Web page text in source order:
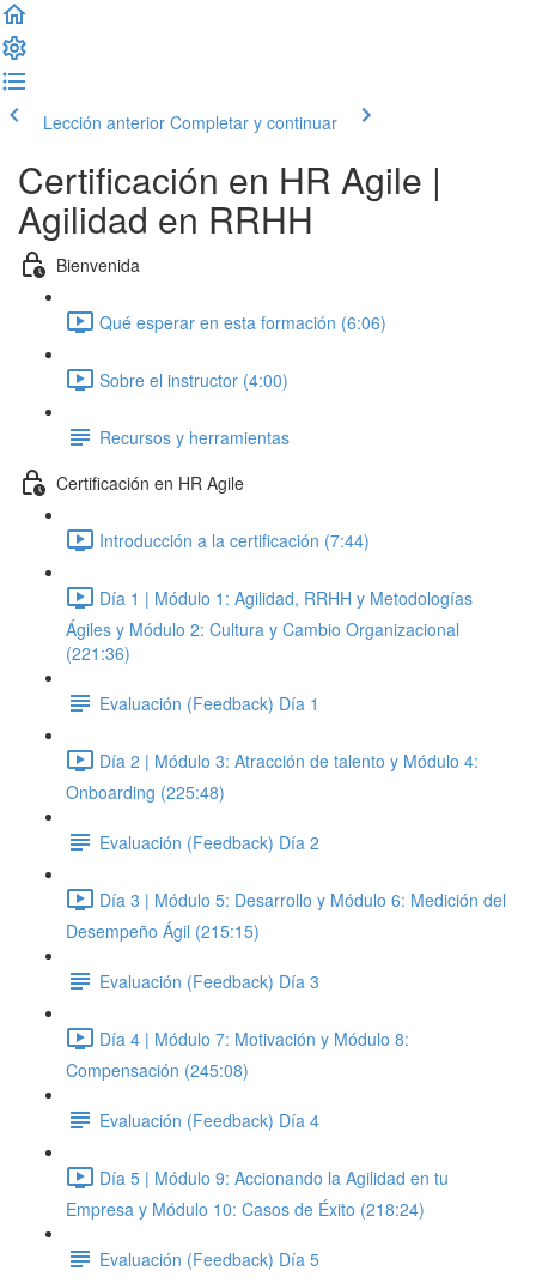
Lección anterior Completar y continuar
Certificación en HR Agile |
Agilidad en RRHH
Bienvenida
Qué esperar en esta formación (6:06)
Sobre el instructor (4:00)
Recursos y herramientas
Certificación en HR Agile
Introducción a la certificación (7:44)
Día 1 | Módulo 1: Agilidad, RRHH y Metodologías
Ágiles y Módulo 2: Cultura y Cambio Organizacional
(221:36)
Evaluación (Feedback) Día 1
Día 2 | Módulo 3: Atracción de talento y Módulo 4:
Onboarding (225:48)
Evaluación (Feedback) Día 2
Día 3 | Módulo 5: Desarrollo y Módulo 6: Medición del
Desempeño Ágil (215:15)
Evaluación (Feedback) Día 3
Día 4 | Módulo 7: Motivación y Módulo 8:
Compensación (245:08)
Evaluación (Feedback) Día 4
Día 5 | Módulo 9: Accionando la Agilidad en tu
Empresa y Módulo 10: Casos de Éxito (218:24)
Evaluación (Feedback) Día 5